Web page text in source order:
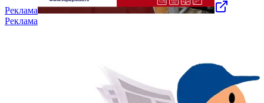
Реклама
Реклама